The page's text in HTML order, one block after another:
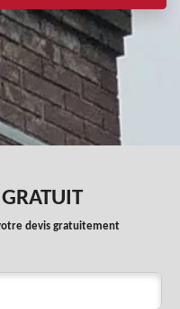
devis gratuitement